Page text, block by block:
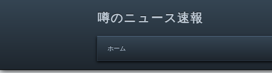
噂のニュース速報
ホーム